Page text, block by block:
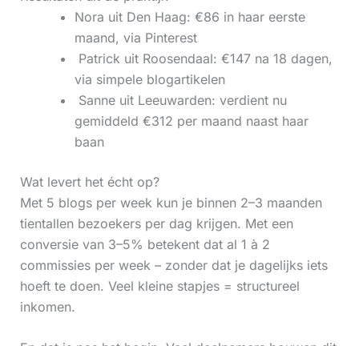
Nora uit Den Haag: €86 in haar eerste
maand, via Pinterest
‍ Patrick uit Roosendaal: €147 na 18 dagen,
via simpele blogartikelen
‍ Sanne uit Leeuwarden: verdient nu
gemiddeld €312 per maand naast haar
baan
Wat levert het écht op?
Met 5 blogs per week kun je binnen 2–3 maanden
tientallen bezoekers per dag krijgen. Met een
conversie van 3–5% betekent dat al 1 à 2
commissies per week – zonder dat je dagelijks iets
hoeft te doen. Veel kleine stapjes = structureel
inkomen.